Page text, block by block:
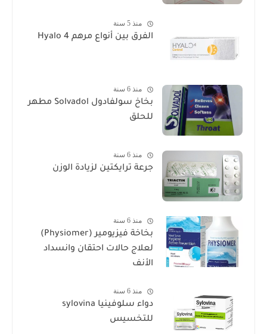
منذ 5 سنة
الفرق بين أنواع مرهم Hyalo 4
منذ 6 سنة
بخاخ سولفادول Solvadol مطهر
للحلق
منذ 6 سنة
جرعة ترايكتين لزيادة الوزن
منذ 6 سنة
بخاخة فيزيومير (Physiomer)
لعلاج حالات احتقان وانسداد
الأنف
منذ 6 سنة
دواء سلوفينيا sylovina
للتخسيس